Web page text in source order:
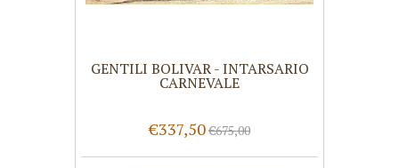
GENTILI BOLIVAR - INTARSARIO
CARNEVALE
€337,50 €675,00